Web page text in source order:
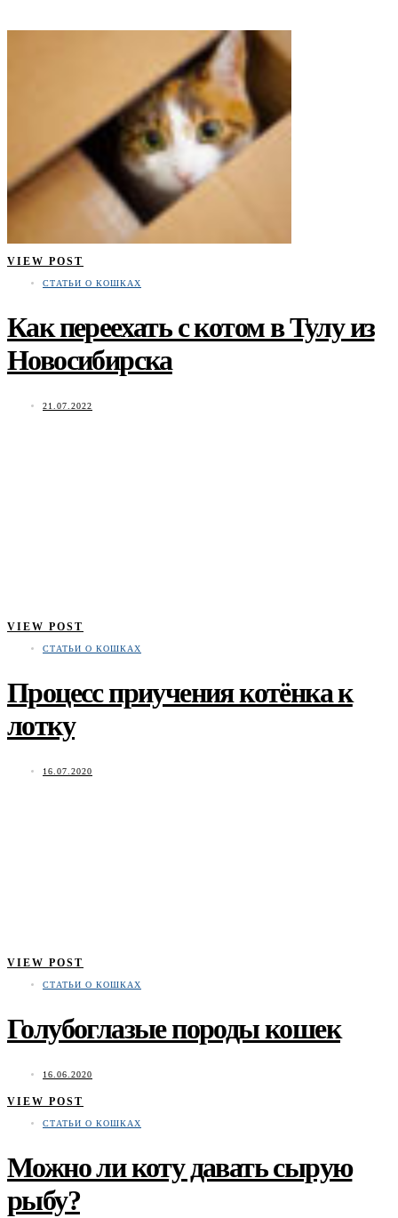
VIEW POST
СТАТЬИ О КОШКАХ
Как переехать с котом в Тулу из
Новосибирска
21.07.2022
VIEW POST
СТАТЬИ О КОШКАХ
Процесс приучения котёнка к
лотку
16.07.2020
VIEW POST
СТАТЬИ О КОШКАХ
Голубоглазые породы кошек
16.06.2020
VIEW POST
СТАТЬИ О КОШКАХ
Можно ли коту давать сырую
рыбу?